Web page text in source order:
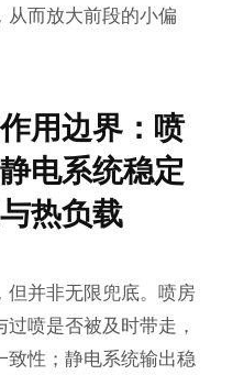
从而放大前段的小偏
用边界：喷
电系统稳定
热负载
但并非无限兜底。喷房
喷是否被及时带走，
性；静电系统输出稳